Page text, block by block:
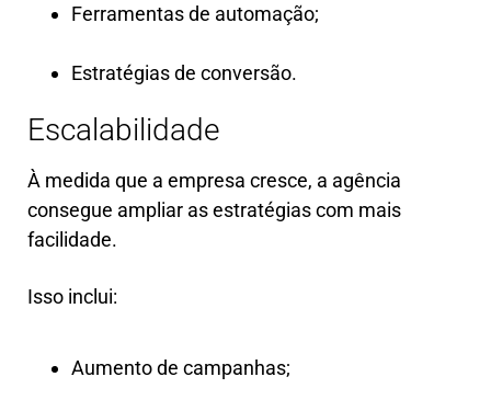
Ferramentas de automação;
Estratégias de conversão.
Escalabilidade
À medida que a empresa cresce, a agência
consegue ampliar as estratégias com mais
facilidade.
Isso inclui:
Aumento de campanhas;